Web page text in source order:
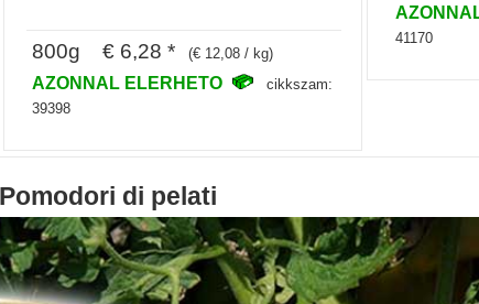
800g € 6,28 * (€ 12,08 / kg)
AZONNAL ELERHETO
cikkszam:
39398
41170
di pelati